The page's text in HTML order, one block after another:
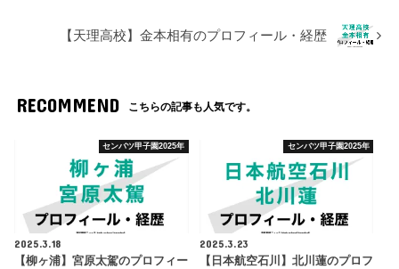
【天理高校】金本相有のプロフィール・経歴
RECOMMEND こちらの記事も人気です。
センバツ甲子園2025年
2025.3.18
【柳ヶ浦】宮原太駕のプロフィー
センバツ甲子園2025年
2025.3.23
【日本航空石川】北川蓮のプロフ